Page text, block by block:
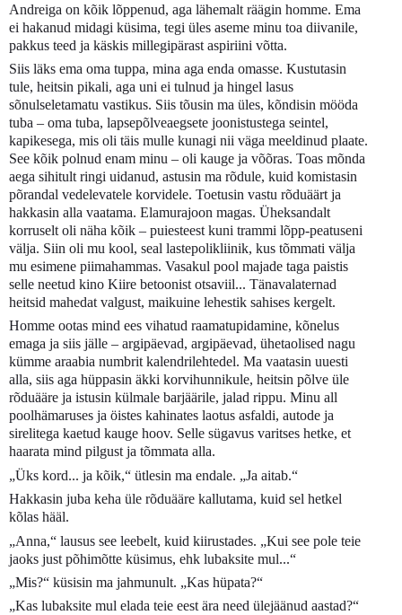
Andreiga on kõik lõppenud, aga lähemalt räägin homme. Ema
ei hakanud midagi küsima, tegi üles aseme minu toa diivanile,
pakkus teed ja käskis millegipärast aspiriini võtta.
Siis läks ema oma tuppa, mina aga enda omasse. Kustutasin
tule, heitsin pikali, aga uni ei tulnud ja hingel lasus
sõnulseletamatu vastikus. Siis tõusin ma üles, kõndisin mööda
tuba – oma tuba, lapsepõlveaegsete joonistustega seintel,
kapikesega, mis oli täis mulle kunagi nii väga meeldinud plaate.
See kõik polnud enam minu – oli kauge ja võõras. Toas mõnda
aega sihitult ringi uidanud, astusin ma rõdule, kuid komistasin
põrandal vedelevatele korvidele. Toetusin vastu rõduäärt ja
hakkasin alla vaatama. Elamurajoon magas. Üheksandalt
korruselt oli näha kõik – puiesteest kuni trammi lõpp-peatuseni
välja. Siin oli mu kool, seal lastepolikliinik, kus tõmmati välja
mu esimene piimahammas. Vasakul pool majade taga paistis
selle neetud kino Kiire betoonist otsaviil... Tänavalaternad
heitsid mahedat valgust, maikuine lehestik sahises kergelt.
Homme ootas mind ees vihatud raamatupidamine, kõnelus
emaga ja siis jälle – argipäevad, argipäevad, ühetaolised nagu
kümme araabia numbrit kalendrilehtedel. Ma vaatasin uuesti
alla, siis aga hüppasin äkki korvihunnikule, heitsin põlve üle
rõduääre ja istusin külmale barjäärile, jalad rippu. Minu all
poolhämaruses ja öistes kahinates laotus asfaldi, autode ja
sirelitega kaetud kauge hoov. Selle sügavus varitses hetke, et
haarata mind pilgust ja tõmmata alla.
„Üks kord... ja kõik,“ ütlesin ma endale. „Ja aitab.“
Hakkasin juba keha üle rõduääre kallutama, kuid sel hetkel
kõlas hääl.
„Anna,“ lausus see leebelt, kuid kiirustades. „Kui see pole teie
jaoks just põhimõtte küsimus, ehk lubaksite mul...“
„Mis?“ küsisin ma jahmunult. „Kas hüpata?“
„Kas lubaksite mul elada teie eest ära need ülejäänud aastad?“